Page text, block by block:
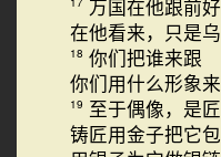
万国在他跟前好
在他看来，只是乌
18 你们把谁来跟
你们用什么形象
19 至于偶像，是匠
铸匠用金子把它包